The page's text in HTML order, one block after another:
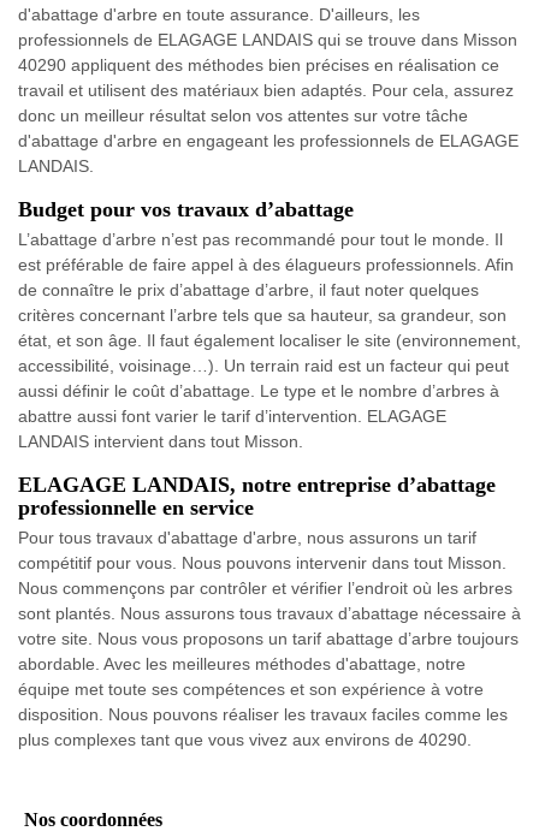
d'abattage d'arbre en toute assurance. D'ailleurs, les
professionnels de ELAGAGE LANDAIS qui se trouve dans Misson
40290 appliquent des méthodes bien précises en réalisation ce
travail et utilisent des matériaux bien adaptés. Pour cela, assurez
donc un meilleur résultat selon vos attentes sur votre tâche
d'abattage d'arbre en engageant les professionnels de ELAGAGE
LANDAIS.
Budget pour vos travaux d’abattage
L’abattage d’arbre n’est pas recommandé pour tout le monde. Il
est préférable de faire appel à des élagueurs professionnels. Afin
de connaître le prix d’abattage d’arbre, il faut noter quelques
critères concernant l’arbre tels que sa hauteur, sa grandeur, son
état, et son âge. Il faut également localiser le site (environnement,
accessibilité, voisinage…). Un terrain raid est un facteur qui peut
aussi définir le coût d’abattage. Le type et le nombre d’arbres à
abattre aussi font varier le tarif d’intervention. ELAGAGE
LANDAIS intervient dans tout Misson.
ELAGAGE LANDAIS, notre entreprise d’abattage
professionnelle en service
Pour tous travaux d'abattage d'arbre, nous assurons un tarif
compétitif pour vous. Nous pouvons intervenir dans tout Misson.
Nous commençons par contrôler et vérifier l’endroit où les arbres
sont plantés. Nous assurons tous travaux d’abattage nécessaire à
votre site. Nous vous proposons un tarif abattage d’arbre toujours
abordable. Avec les meilleures méthodes d'abattage, notre
équipe met toute ses compétences et son expérience à votre
disposition. Nous pouvons réaliser les travaux faciles comme les
plus complexes tant que vous vivez aux environs de 40290.
Nos coordonnées